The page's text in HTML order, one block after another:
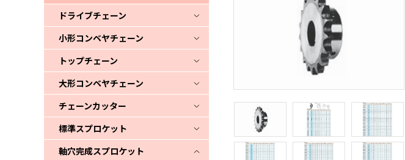
ドライブチェーン
小形コンベヤチェーン
トップチェーン
大形コンベヤチェーン
チェーンカッター
標準スプロケット
軸穴完成スプロケット